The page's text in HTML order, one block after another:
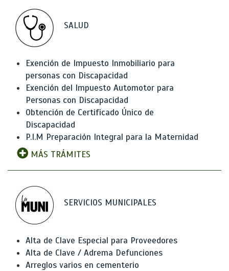
SALUD
Exención de Impuesto Inmobiliario para
personas con Discapacidad
Exención del Impuesto Automotor para
Personas con Discapacidad
Obtención de Certificado Único de
Discapacidad
P.I.M Preparación Integral para la Maternidad
MÁS TRÁMITES
SERVICIOS MUNICIPALES
Alta de Clave Especial para Proveedores
Alta de Clave / Adrema Defunciones
Arreglos varios en cementerio